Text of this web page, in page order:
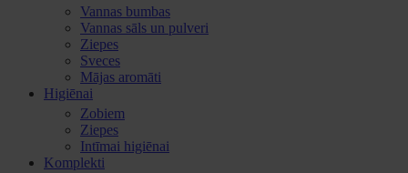
Vannas bumbas
Vannas sāls un pulveri
Ziepes
Sveces
Mājas aromāti
Higiēnai
Zobiem
Ziepes
Intīmai higiēnai
Komplekti